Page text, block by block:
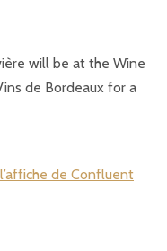
will be at the Wine
de Bordeaux for a